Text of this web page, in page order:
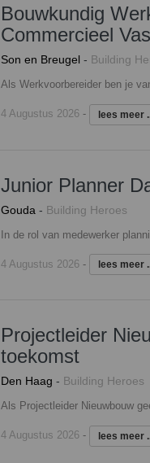
Bouwkundig
Commercieel
Son en Breugel - Building
4 Augustus 2026- lees meer
Junior Planner
Gouda - Building Heroes
4 Augustus 2026- lees meer
Projectleider
toekomst
Den Haag - Building Heroes
4 Augustus 2026- lees meer